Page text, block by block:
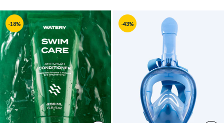
-18% -43%